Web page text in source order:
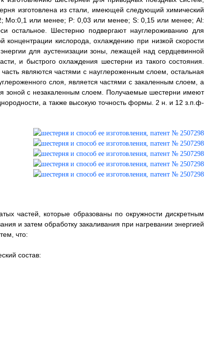
изготовлена из стали, имеющей следующий химический
Мо:0,1 или менее; P: 0,03 или менее; S: 0,15 или менее; Al:
Шестерню подвергают науглероживанию для
кислорода, охлаждению при низкой скорости
для аустенизации зоны, лежащей над сердцевинной
и быстрого охлаждения шестерни из такого состояния.
являются частями с науглероженным слоем, остальная
слоя, является частями с закаленным слоем, а
зоной с незакаленным слоем. Получаемые шестерни имеют
а также высокую точность формы. 2 н. и 12 з.п.ф-
частей, которые образованы по окружности дискретным
и затем обработку закаливания при нагревании энергией
что:
состав: